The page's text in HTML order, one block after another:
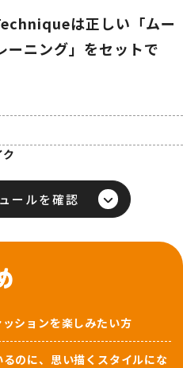
は正しい「ムー
ーニング」をセットで
ールを確認
ションを楽しみたい方
のに、思い描くスタイルにな